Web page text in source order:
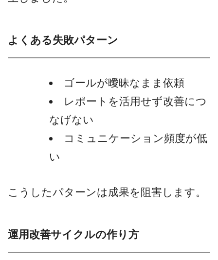
よくある失敗パターン
ゴールが曖昧なまま依頼
レポートを活用せず改善につ
なげない
コミュニケーション頻度が低
い
こうしたパターンは成果を阻害します。
運用改善サイクルの作り方